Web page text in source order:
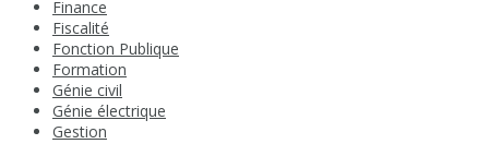
Finance
Fiscalité
Fonction Publique
Formation
Génie civil
Génie électrique
Gestion